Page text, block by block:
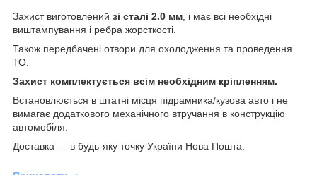
Захист виготовлений зі сталі 2.0 мм , і має всі необхідні
виштампування і ребра жорсткості.
Також передбачені отвори для охолодження та проведення
ТО.
Захист комплектується всім необхідним кріпленням.
Встановлюється в штатні місця підрамника/кузова авто і не
вимагає додаткового механічного втручання в конструкцію
автомобіля.
Доставка ― в будь-яку точку України Нова Пошта.